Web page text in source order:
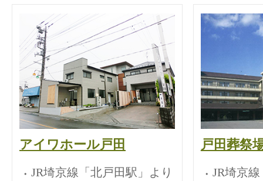
アイワホール戸田
JR埼京線「北戸田駅」より
戸田葬祭
JR埼京